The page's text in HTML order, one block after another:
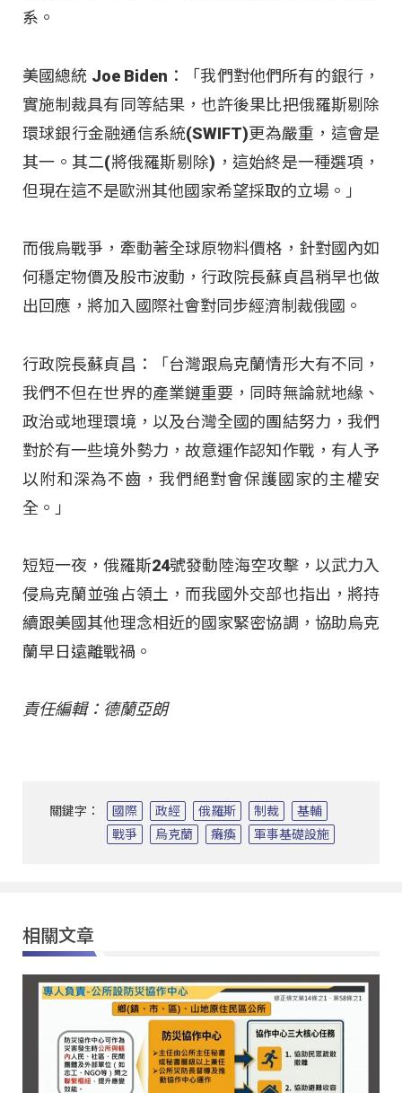
系。
美國總統 Joe Biden：「我們對他們所有的銀行，
實施制裁具有同等結果，也許後果比把俄羅斯剔除
環球銀行金融通信系統(SWIFT)更為嚴重，這會是
其一。其二(將俄羅斯剔除)，這始終是一種選項，
但現在這不是歐洲其他國家希望採取的立場。」
而俄烏戰爭，牽動著全球原物料價格，針對國內如
何穩定物價及股市波動，行政院長蘇貞昌稍早也做
出回應，將加入國際社會對同步經濟制裁俄國。
行政院長蘇貞昌：「台灣跟烏克蘭情形大有不同，
我們不但在世界的產業鏈重要，同時無論就地緣、
政治或地理環境，以及台灣全國的團結努力，我們
對於有一些境外勢力，故意運作認知作戰，有人予
以附和深為不齒，我們絕對會保護國家的主權安
全。」
短短一夜，俄羅斯24號發動陸海空攻擊，以武力入
侵烏克蘭並強占領土，而我國外交部也指出，將持
續跟美國其他理念相近的國家緊密協調，協助烏克
蘭早日遠離戰禍。
責任編輯：德蘭亞朗
關鍵字： 國際 政經 俄羅斯 制裁
基輔
戰爭
烏克蘭 癱瘓 軍事基礎設施
相關文章